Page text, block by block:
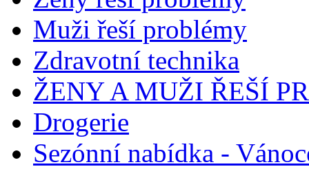
Muži řeší problémy
Zdravotní technika
ŽENY A MUŽI ŘEŠÍ
Drogerie
Sezónní nabídka -